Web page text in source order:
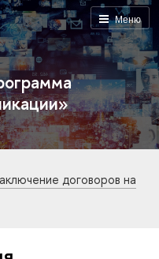
Меню
договоров на